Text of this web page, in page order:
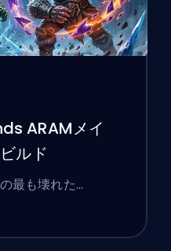
ARAMメイ
ルド
最も壊れた…